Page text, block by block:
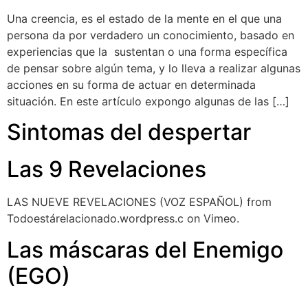
Una creencia, es el estado de la mente en el que una
persona da por verdadero un conocimiento, basado en
experiencias que la sustentan o una forma específica
de pensar sobre algún tema, y lo lleva a realizar algunas
acciones en su forma de actuar en determinada
situación. En este artículo expongo algunas de las […]
Sintomas del despertar
Las 9 Revelaciones
LAS NUEVE REVELACIONES (VOZ ESPAÑOL) from
Todoestárelacionado.wordpress.c on Vimeo.
Las máscaras del Enemigo
(EGO)